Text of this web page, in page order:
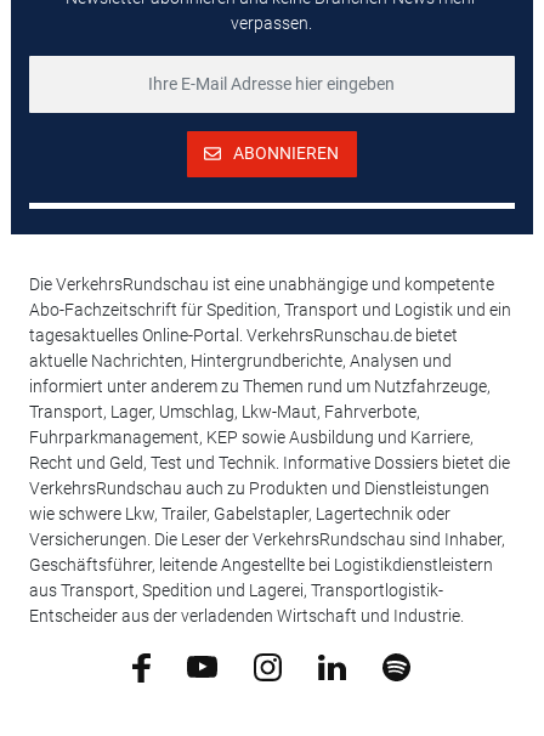
verpassen.
ABONNIEREN
Die VerkehrsRundschau ist eine unabhängige und kompetente
Abo-Fachzeitschrift für Spedition, Transport und Logistik und ein
tagesaktuelles Online-Portal. VerkehrsRunschau.de bietet
aktuelle Nachrichten, Hintergrundberichte, Analysen und
informiert unter anderem zu Themen rund um Nutzfahrzeuge,
Transport, Lager, Umschlag, Lkw-Maut, Fahrverbote,
Fuhrparkmanagement, KEP sowie Ausbildung und Karriere,
Recht und Geld, Test und Technik. Informative Dossiers bietet die
VerkehrsRundschau auch zu Produkten und Dienstleistungen
wie schwere Lkw, Trailer, Gabelstapler, Lagertechnik oder
Versicherungen. Die Leser der VerkehrsRundschau sind Inhaber,
Geschäftsführer, leitende Angestellte bei Logistikdienstleistern
aus Transport, Spedition und Lagerei, Transportlogistik-
Entscheider aus der verladenden Wirtschaft und Industrie.